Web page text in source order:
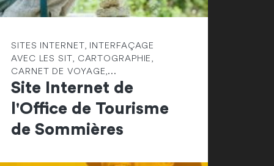
SITES INTERNET, INTERFAÇAGE
AVEC LES SIT, CARTOGRAPHIE,
CARNET DE VOYAGE,...
Site Internet de
l'Office de Tourisme
de Sommières